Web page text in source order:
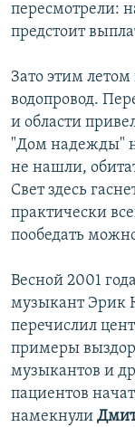
пересмотрели:
предстоит
Зато этим
водопровод.
и области
"Дом надежды"
не нашли,
Свет здесь
практически
пообедать
Весной 2001
музыкант Эрик
перечислил
примеры
музыкантов и
пациентов
намекнули